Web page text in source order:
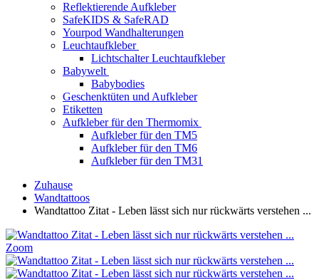
Reflektierende Aufkleber
SafeKIDS & SafeRAD
Yourpod Wandhalterungen
Leuchtaufkleber
Lichtschalter Leuchtaufkleber
Babywelt
Babybodies
Geschenktüten und Aufkleber
Etiketten
Aufkleber für den Thermomix
Aufkleber für den TM5
Aufkleber für den TM6
Aufkleber für den TM31
Zuhause
Wandtattoos
Wandtattoo Zitat - Leben lässt sich nur rückwärts verstehen ...
Zoom